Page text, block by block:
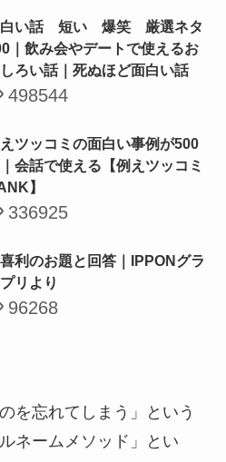
い話 短い 爆笑 厳選ネタ
｜飲み会やデートで使えるお
ろい話｜死ぬほど面白い話
498544
ツッコミの面白い事例が500
会話で使える【例えツッコミ
】
336925
利のお題と回答｜IPPONグラ
リより
96268
を忘れてしまう」という
ネームメソッド」とい